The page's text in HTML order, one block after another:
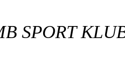
SPORT